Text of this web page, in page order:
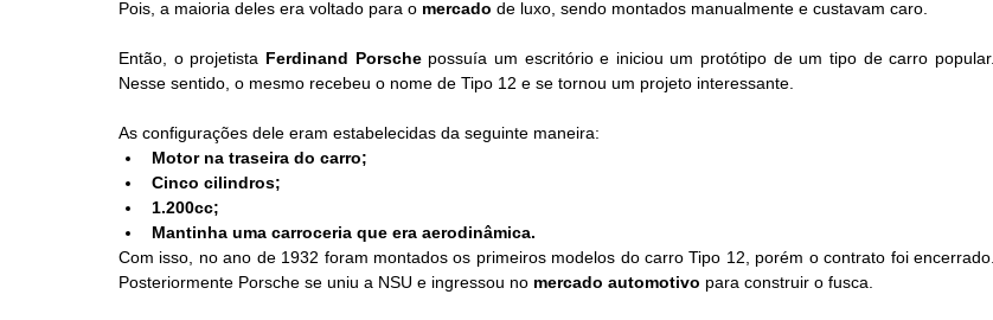
Pois, a maioria deles era voltado para o mercado de luxo, sendo montados manualmente e custavam caro.
Então, o projetista Ferdinand Porsche possuía um escritório e iniciou um protótipo de um tipo de carro popular.
Nesse sentido, o mesmo recebeu o nome de Tipo 12 e se tornou um projeto interessante.
As configurações dele eram estabelecidas da seguinte maneira:
Motor na traseira do carro;
Cinco cilindros;
1.200cc;
Mantinha uma carroceria que era aerodinâmica.
Com isso, no ano de 1932 foram montados os primeiros modelos do carro Tipo 12, porém o contrato foi encerrado.
Posteriormente Porsche se uniu a NSU e ingressou no mercado automotivo para construir o fusca.